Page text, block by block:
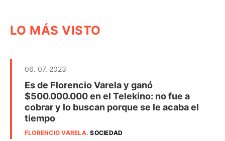
LO MÁS VISTO
06. 07. 2023
Es de Florencio Varela y ganó
$500.000.000 en el Telekino: no fue a
cobrar y lo buscan porque se le acaba el
tiempo
FLORENCIO VARELA.SOCIEDAD